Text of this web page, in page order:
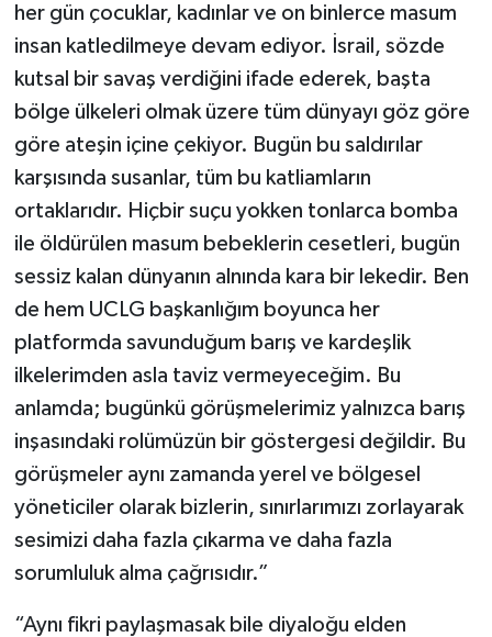
her gün çocuklar, kadınlar ve on binlerce masum
insan katledilmeye devam ediyor. İsrail, sözde
kutsal bir savaş verdiğini ifade ederek, başta
bölge ülkeleri olmak üzere tüm dünyayı göz göre
göre ateşin içine çekiyor. Bugün bu saldırılar
karşısında susanlar, tüm bu katliamların
ortaklarıdır. Hiçbir suçu yokken tonlarca bomba
ile öldürülen masum bebeklerin cesetleri, bugün
sessiz kalan dünyanın alnında kara bir lekedir. Ben
de hem UCLG başkanlığım boyunca her
platformda savunduğum barış ve kardeşlik
ilkelerimden asla taviz vermeyeceğim. Bu
anlamda; bugünkü görüşmelerimiz yalnızca barış
inşasındaki rolümüzün bir göstergesi değildir. Bu
görüşmeler aynı zamanda yerel ve bölgesel
yöneticiler olarak bizlerin, sınırlarımızı zorlayarak
sesimizi daha fazla çıkarma ve daha fazla
sorumluluk alma çağrısıdır.”
“Aynı fikri paylaşmasak bile diyaloğu elden